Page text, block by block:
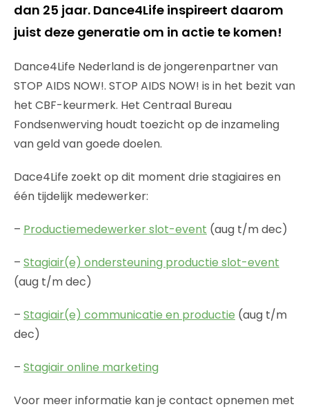
dan 25 jaar. Dance4Life inspireert daarom
juist deze generatie om in actie te komen!
Dance4Life Nederland is de jongerenpartner van
STOP AIDS NOW!. STOP AIDS NOW! is in het bezit van
het CBF-keurmerk. Het Centraal Bureau
Fondsenwerving houdt toezicht op de inzameling
van geld van goede doelen.
Dace4Life zoekt op dit moment drie stagiaires en
één tijdelijk medewerker:
– Productiemedewerker slot-event (aug t/m dec)
– Stagiair(e) ondersteuning productie slot-event
(aug t/m dec)
– Stagiair(e) communicatie en productie (aug t/m
dec)
– Stagiair online marketing
Voor meer informatie kan je contact opnemen met